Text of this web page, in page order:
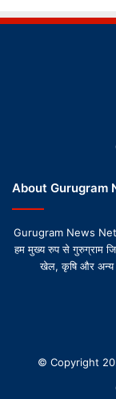
About Gurugram
Gurugram News
हम मुख्य रुप से गुरुग्राम
खेल, कृषि और अन्य
© Copyright